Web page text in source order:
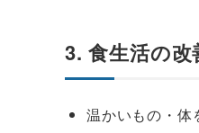
3. 食生活の改
温かいもの・体